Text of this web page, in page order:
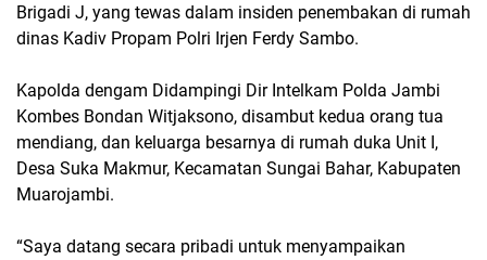
Brigadi J, yang tewas dalam insiden penembakan di rumah
dinas Kadiv Propam Polri Irjen Ferdy Sambo.
Kapolda dengam Didampingi Dir Intelkam Polda Jambi
Kombes Bondan Witjaksono, disambut kedua orang tua
mendiang, dan keluarga besarnya di rumah duka Unit I,
Desa Suka Makmur, Kecamatan Sungai Bahar, Kabupaten
Muarojambi.
“Saya datang secara pribadi untuk menyampaikan